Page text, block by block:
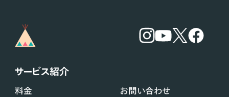
サービス紹介
料金
お問い合わせ